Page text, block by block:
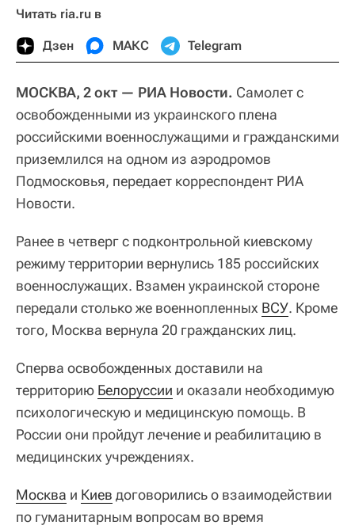
Читать ria.ru в
Дзен МАКС Telegram
МОСКВА, 2 окт — РИА Новости. Самолет с
освобожденными из украинского плена
российскими военнослужащими и гражданскими
приземлился на одном из аэродромов
Подмосковья, передает корреспондент РИА
Новости.
Ранее в четверг с подконтрольной киевскому
режиму территории вернулись 185 российских
военнослужащих. Взамен украинской стороне
передали столько же военнопленных ВСУ. Кроме
того, Москва вернула 20 гражданских лиц.
Сперва освобожденных доставили на
территорию Белоруссии и оказали необходимую
психологическую и медицинскую помощь. В
России они пройдут лечение и реабилитацию в
медицинских учреждениях.
Москва и Киев договорились о взаимодействии
по гуманитарным вопросам во время